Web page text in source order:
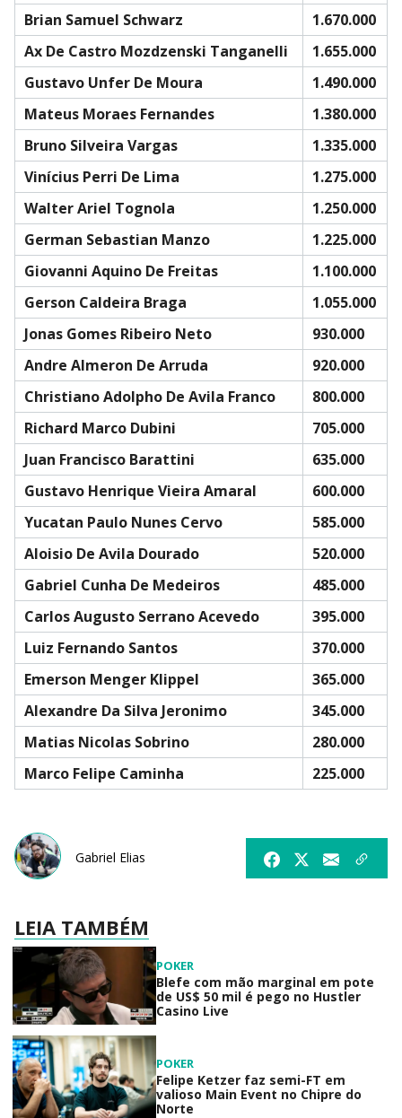
Brian Samuel Schwarz
1.670.000
Ax De Castro Mozdzenski Tanganelli
1.655.000
Gustavo Unfer De Moura
1.490.000
Mateus Moraes Fernandes
1.380.000
Bruno Silveira Vargas
1.335.000
Vinícius Perri De Lima
1.275.000
Walter Ariel Tognola
1.250.000
German Sebastian Manzo
1.225.000
Giovanni Aquino De Freitas
1.100.000
Gerson Caldeira Braga
1.055.000
Jonas Gomes Ribeiro Neto
930.000
Andre Almeron De Arruda
920.000
Christiano Adolpho De Avila Franco
800.000
Richard Marco Dubini
705.000
Juan Francisco Barattini
635.000
Gustavo Henrique Vieira Amaral
600.000
Yucatan Paulo Nunes Cervo
585.000
Aloisio De Avila Dourado
520.000
Gabriel Cunha De Medeiros
485.000
Carlos Augusto Serrano Acevedo
395.000
Luiz Fernando Santos
370.000
Emerson Menger Klippel
365.000
Alexandre Da Silva Jeronimo
345.000
Matias Nicolas Sobrino
280.000
Marco Felipe Caminha
225.000
Gabriel Elias
LEIA TAMBÉM
POKER
Blefe com mão marginal em pote
de US$ 50 mil é pego no Hustler
Casino Live
POKER
Felipe Ketzer faz semi-FT em
valioso Main Event no Chipre do
Norte